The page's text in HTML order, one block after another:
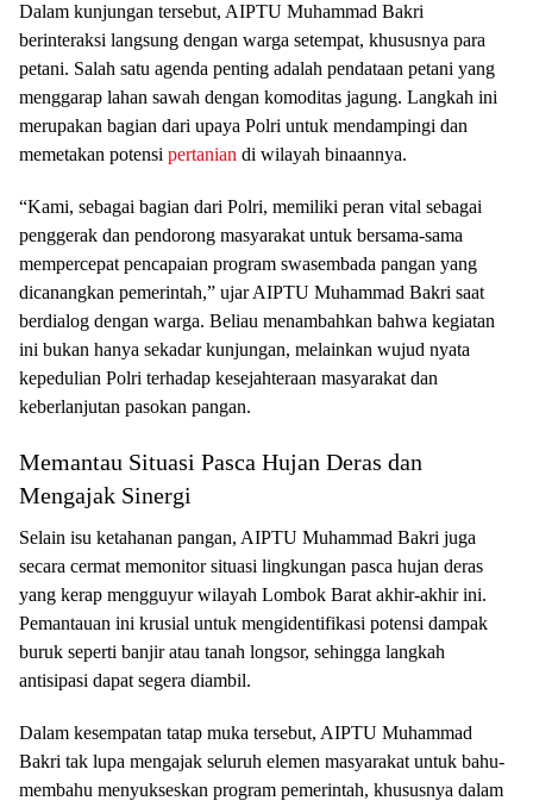
Dalam kunjungan tersebut, AIPTU Muhammad Bakri
berinteraksi langsung dengan warga setempat, khususnya para
petani. Salah satu agenda penting adalah pendataan petani yang
menggarap lahan sawah dengan komoditas jagung. Langkah ini
merupakan bagian dari upaya Polri untuk mendampingi dan
memetakan potensi pertanian di wilayah binaannya.
“Kami, sebagai bagian dari Polri, memiliki peran vital sebagai
penggerak dan pendorong masyarakat untuk bersama-sama
mempercepat pencapaian program swasembada pangan yang
dicanangkan pemerintah,” ujar AIPTU Muhammad Bakri saat
berdialog dengan warga. Beliau menambahkan bahwa kegiatan
ini bukan hanya sekadar kunjungan, melainkan wujud nyata
kepedulian Polri terhadap kesejahteraan masyarakat dan
keberlanjutan pasokan pangan.
Memantau Situasi Pasca Hujan Deras dan
Mengajak Sinergi
Selain isu ketahanan pangan, AIPTU Muhammad Bakri juga
secara cermat memonitor situasi lingkungan pasca hujan deras
yang kerap mengguyur wilayah Lombok Barat akhir-akhir ini.
Pemantauan ini krusial untuk mengidentifikasi potensi dampak
buruk seperti banjir atau tanah longsor, sehingga langkah
antisipasi dapat segera diambil.
Dalam kesempatan tatap muka tersebut, AIPTU Muhammad
Bakri tak lupa mengajak seluruh elemen masyarakat untuk bahu-
membahu menyukseskan program pemerintah, khususnya dalam